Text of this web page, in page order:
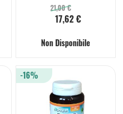
Polvere 100gr
21,00 €
17,62 €
Non Disponibile
-16%